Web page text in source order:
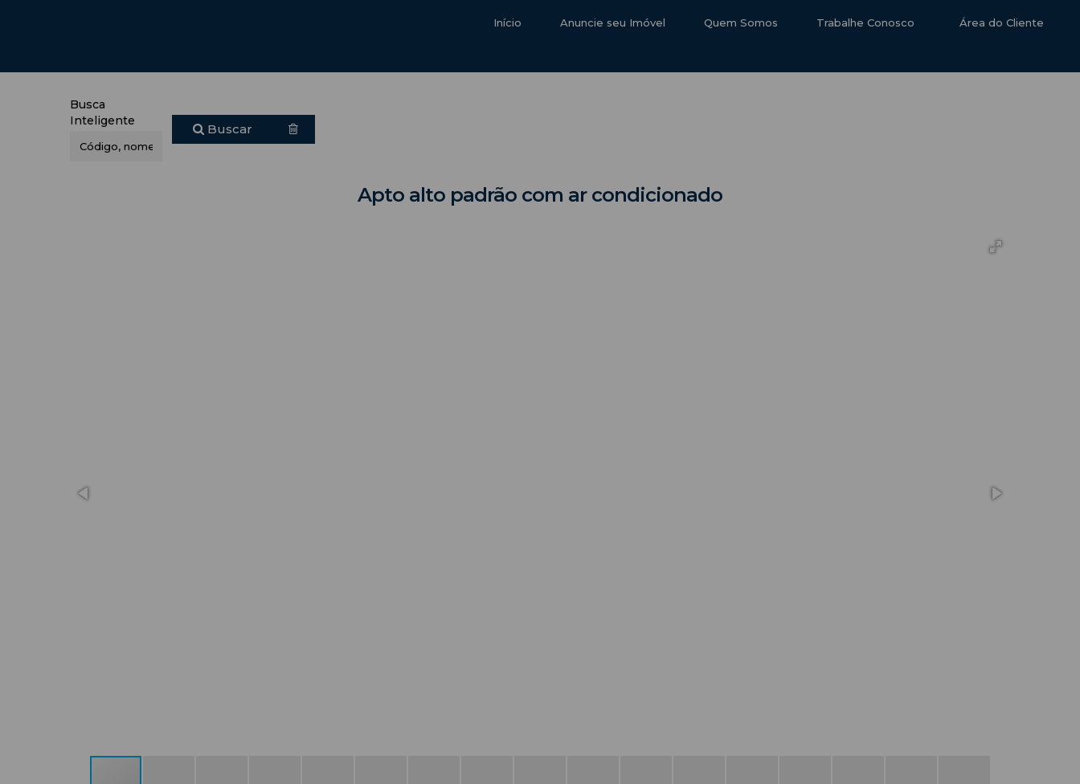
Anuncie seu Imóvel Quem Somos Trabalhe Conosco Área do Cliente
Início
Busca
Inteligente
Buscar
Apto alto padrão com ar condicionado